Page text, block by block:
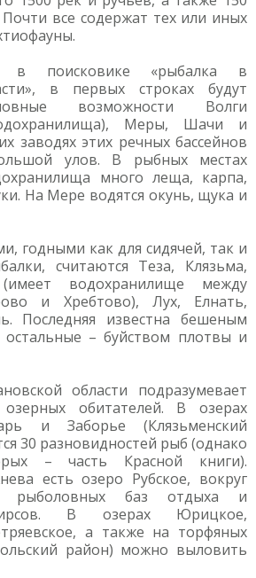
все содержат тех или иных
в поисковике «рыбалка в
в первых строках будут
возможности Волги
Меры, Шачи и
заводях этих речных бассейнов
улов. В рыбных местах
много леща, карпа,
На Мере водятся окунь, щука и
годными как для сидячей, так и
считаются Теза, Клязьма,
водохранилище между
и Хребтово), Лух, Елнать,
Последняя известна бешеным
– буйством плотвы и
области подразумевает
обитателей. В озерах
и Заборье (Клязьменский
30 разновидностей рыб (однако
– часть Красной книги).
есть озеро Рубское, вокруг
рыболовных баз отдыха и
В озерах Юрицкое,
а также на торфяных
район) можно выловить